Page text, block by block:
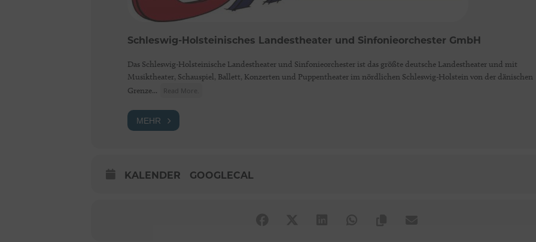
Schleswig-Holsteinisches Landestheater und Sinfonieorchester GmbH
Das Schleswig-Holsteinische Landestheater und Sinfonieorchester ist das größte deutsche Landestheater und mit
Musiktheater, Schauspiel, Ballett, Konzerten und Puppentheater im nördlichen Schleswig-Holstein von der dänischen
Grenze...
Read More.
MEHR
KALENDER GOOGLECAL